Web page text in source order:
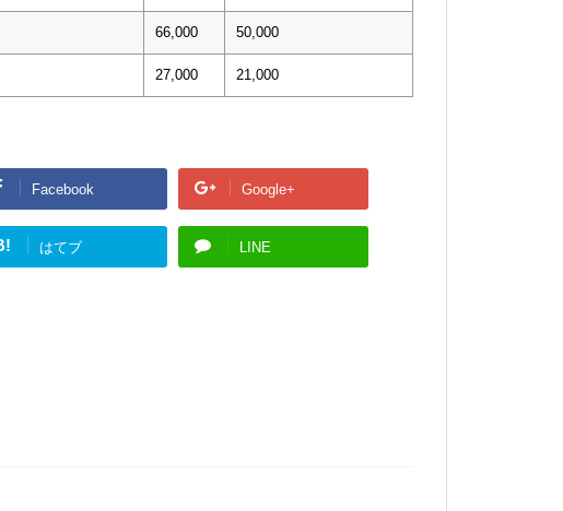
66,000 50,000
27,000 21,000
Facebook Google+
はてブ LINE